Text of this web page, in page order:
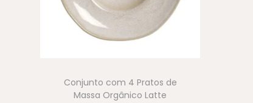
Conjunto com 4 Pratos de
Massa Orgânico Latte